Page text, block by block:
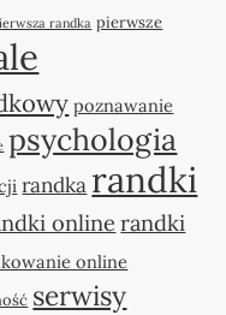
randka pierwsze
poznawanie
psychologia
randka randki
online randki
online
serwisy